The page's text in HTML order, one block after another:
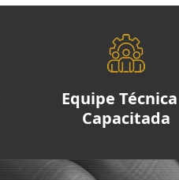
Equipe
Capacitada